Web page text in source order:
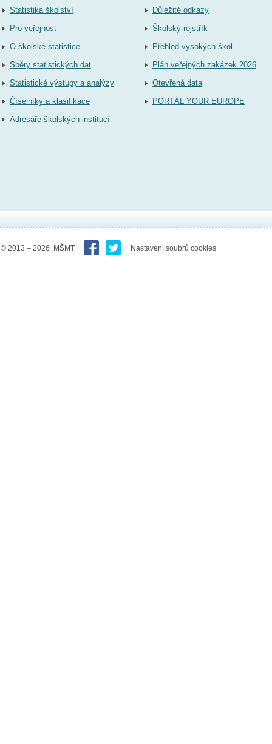
Statistika školství
Pro veřejnost
O školské statistice
Sběry statistických dat
Statistické výstupy a analýzy
Číselníky a klasifikace
Adresáře školských institucí
Důležité odkazy
Školský rejstřík
Přehled vysokých škol
Plán veřejných zakázek 2026
Otevřená data
PORTÁL YOUR EUROPE
© 2013 – 2026 MŠMT Nastavení soubrů cookies